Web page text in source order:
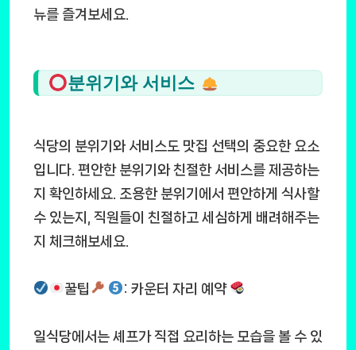
뉴를 즐겨보세요.
분위기와 서비스
식당의 분위기와 서비스도 맛집 선택의 중요한 요소
입니다. 편안한 분위기와 친절한 서비스를 제공하는
지 확인하세요. 조용한 분위기에서 편안하게 식사할
수 있는지, 직원들이 친절하고 세심하게 배려해주는
지 체크해보세요.
꿀팁 : 카운터 자리 예약
일식당에서는 셰프가 직접 요리하는 모습을 볼 수 있